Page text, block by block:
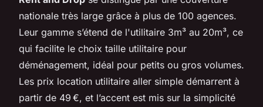
nationale très large grâce à plus de 100 agences.
Leur gamme s’étend de l'utilitaire 3m³ au 20m³, ce
qui facilite le choix taille utilitaire pour
déménagement, idéal pour petits ou gros volumes.
Les prix location utilitaire aller simple démarrent à
partir de 49 €, et l’accent est mis sur la simplicité